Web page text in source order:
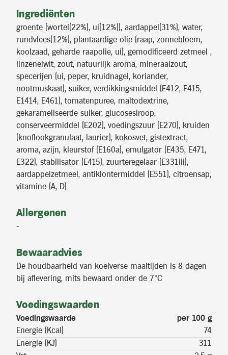
Ingrediënten
groente (wortel(22%), ui(12%)), aardappel(31%), water,
rundvlees(12%), plantaardige olie (raap, zonnebloem,
koolzaad, geharde raapolie, ui), gemodificeerd zetmeel ,
linzeneiwit, zout, natuurlijk aroma, mineraalzout,
specerijen (ui, peper, kruidnagel, koriander,
nootmuskaat), suiker, verdikkingsmiddel (E412, E415,
E1414, E461), tomatenpuree, maltodextrine,
gekarameliseerde suiker, glucosesiroop,
conserveermiddel (E202), voedingszuur (E270), kruiden
(knoflookgranulaat, laurier), kokosvet, gistextract,
aroma, azijn, kleurstof (E160a), emulgator (E435, E471,
E322), stabilisator (E415), zuurteregelaar (E331iii),
aardappelzetmeel, antiklontermiddel (E551), citroensap,
vitamine (A, D)
Allergenen
-
Bewaaradvies
De houdbaarheid van koelverse maaltijden is 8 dagen
bij aflevering, mits bewaard onder de 7°C
Voedingswaarden
Voedingswaarde
per 100 g
Energie (Kcal)
74
Energie (KJ)
311